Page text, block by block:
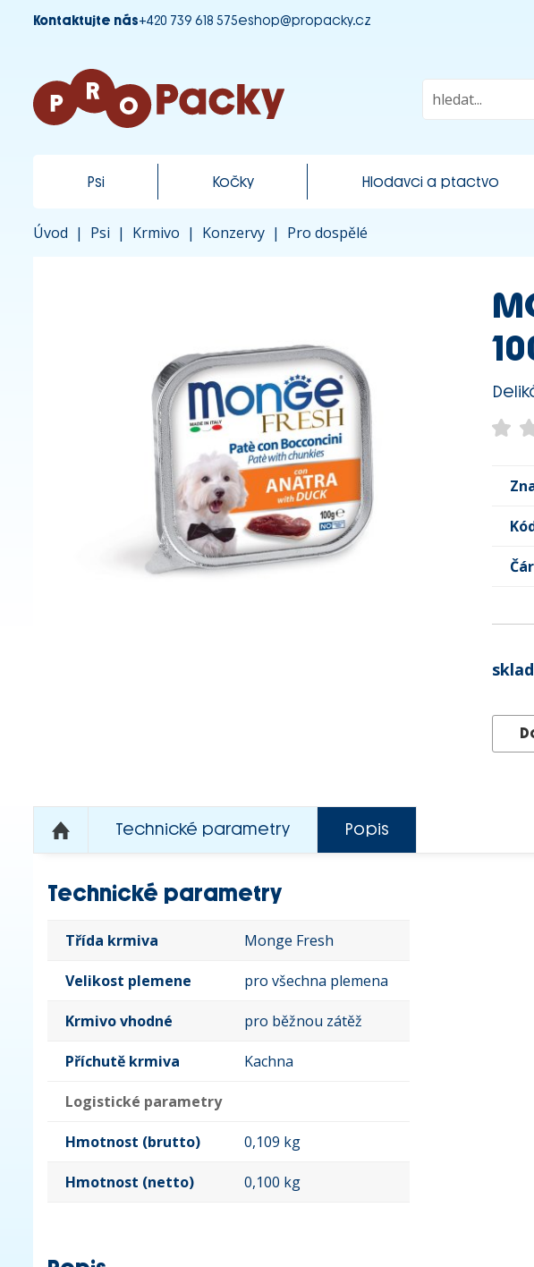
Kontaktujte nás+420 739 618 575eshop@propacky.cz
Psi Kočky Hlodavci a ptactvo
Úvod | Psi | Krmivo | Konzervy | Pro dospělé
Technické parametry Popis
Technické parametry
Třída krmiva Monge Fresh
Velikost plemene pro všechna plemena
Krmivo vhodné pro běžnou zátěž
Příchutě krmiva Kachna
Logistické parametry
Hmotnost (brutto) 0,109 kg
Hmotnost (netto) 0,100 kg